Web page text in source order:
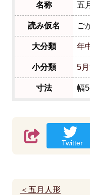
名称 五
読み仮名 ご
大分類 年
小分類 5
寸法 幅
Twitter
＜五月人形